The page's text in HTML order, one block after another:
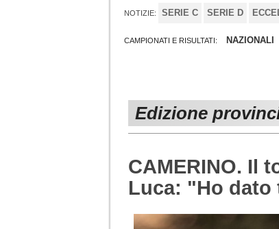
NOTIZIE: SERIE C SERIE D
CAMPIONATI E RISULTATI: NAZIONALI
Edizione
CAMERINO. Il
Luca: "Ho dato